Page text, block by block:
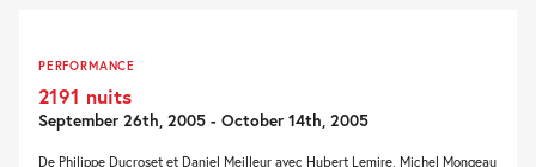
PERFORMANCE
2191 nuits
September 26th, 2005 - October 14th, 2005
De Philippe Ducroset et Daniel Meilleur avec Hubert Lemire, Michel Mongeau